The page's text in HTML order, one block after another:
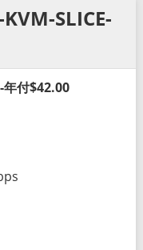
SLICE-
年付$42.00